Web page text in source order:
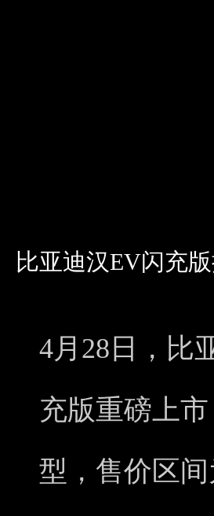
比亚迪汉EV闪充
4月28日，比
充版重磅上
型，售价区